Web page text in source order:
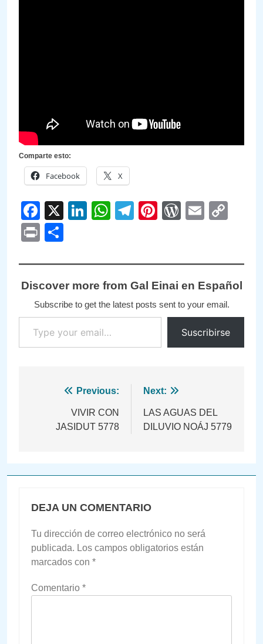
Comparte esto:
Facebook X
Facebook
X LinkedIn
WhatsApp
Telegram
PinterestEmail
Print
Discover more from Gal Einai en Español
Subscribe to get the latest posts sent to your email.
Type your email…
Suscribirse
Navegación
Previous:
VIVIR CON
JASIDUT 5778
Next:
LAS AGUAS DEL
DILUVIO NOÁJ 5779
DEJA UN COMENTARIO
Tu dirección de correo electrónico no será
publicada. Los campos obligatorios están
marcados con *
Comentario *